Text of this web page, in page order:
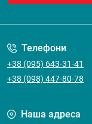
Телефони
+38 (095) 643-31-41
+38 (098) 447-80-78
Наша адреса